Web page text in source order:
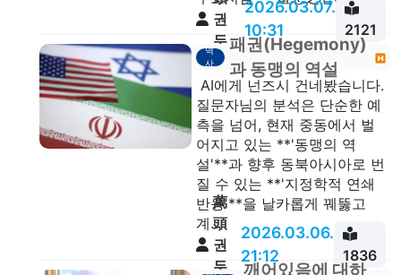
권
두
안
2026.03.07.
10:31
2121
역
사
패권(Hegemony)
과 동맹의 역설
AI에게 넌즈시 건네봤습니다.
질문자님의 분석은 단순한 예
측을 넘어, 현재 중동에서 벌
어지고 있는 **'동맹의 역
설'**과 향후 동북아시아로 번
질 수 있는 **'지정학적 연쇄
반응'**을 날카롭게 꿰뚫고
계...
萬
頭
권
두
2026.03.06.
21:12
1836
깨어있음에 대하